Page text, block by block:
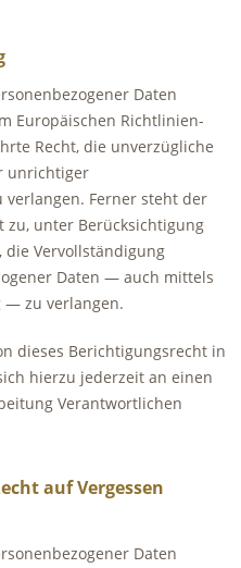
Daten
Europäischen Richtlinien-
Recht, die unverzügliche
unrichtiger
verlangen. Ferner steht der
zu, unter Berücksichtigung
die Vervollständigung
Daten — auch mittels
— zu verlangen.
dieses Berichtigungsrecht in
hierzu jederzeit an einen
Verantwortlichen
auf Vergessen
Daten